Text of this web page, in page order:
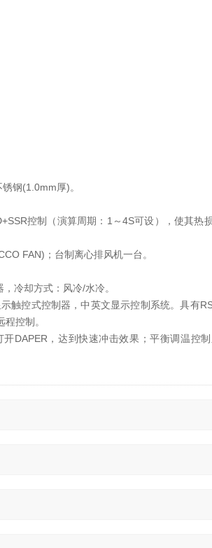
钢(1.0mm厚)。
控制（演算周期：1～4S可设），使其热
FAN)；台制离心排风机一台。
冷却方式：风冷/水冷。
触控式控制器，中英文显示控制系统。具有
控制。
DAPER，达到快速冲击效果；平衡调温控